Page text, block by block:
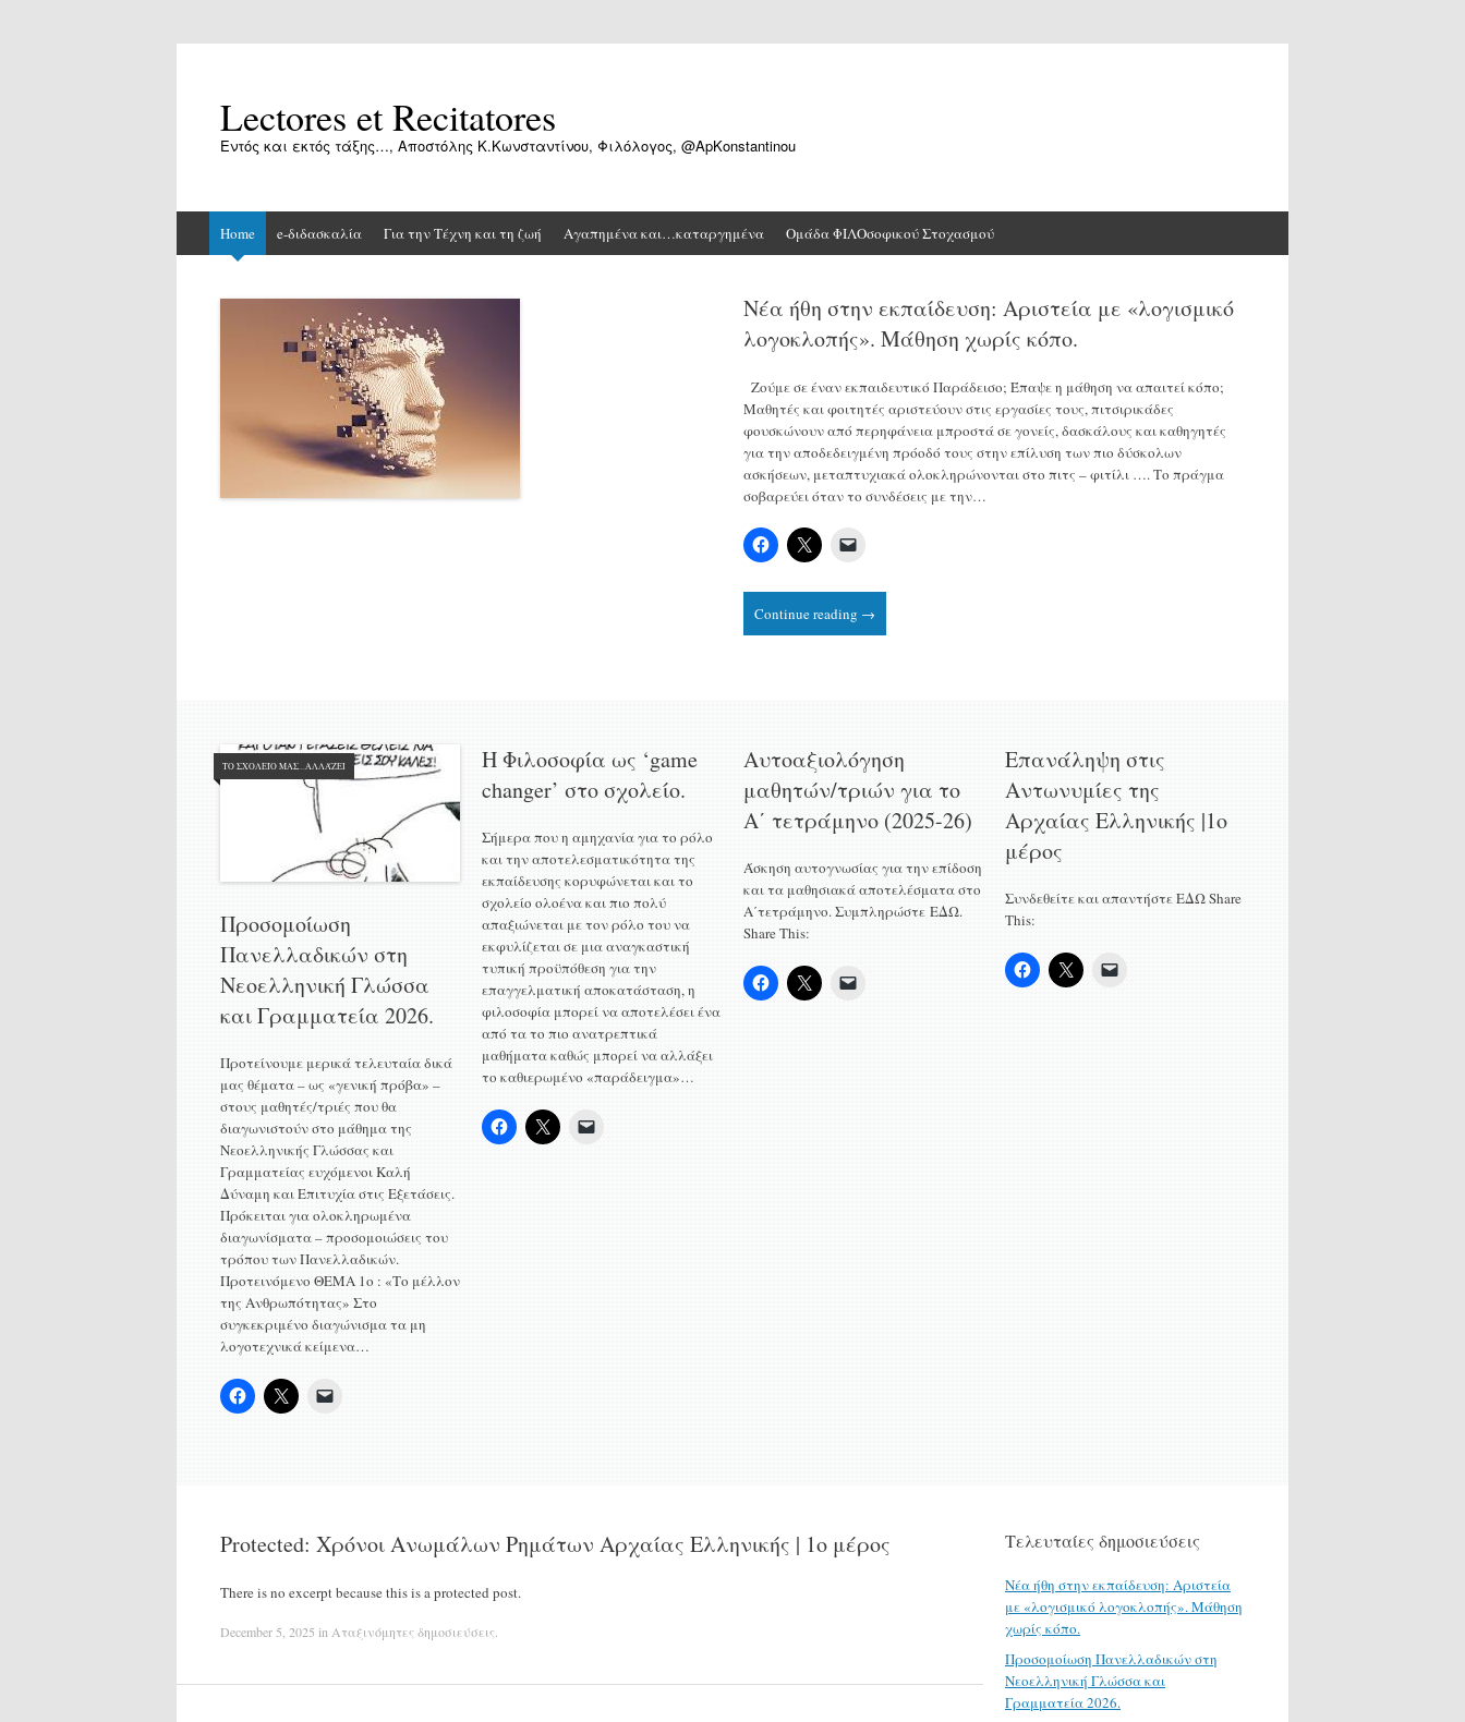
Lectores et Recitatores
Εντός και εκτός τάξης…, Αποστόλης Κ.Κωνσταντίνου, Φιλόλογος, @ApKonstantinou
to
Home e-διδασκαλία Για την Τέχνη και τη ζωή Αγαπημένα και…καταργημένα Ομάδα ΦΙΛΟσοφικού Στοχασμού
Νέα ήθη στην εκπαίδευση: Αριστεία με «λογισμικό
λογοκλοπής». Μάθηση χωρίς κόπο.
Ζούμε σε έναν εκπαιδευτικό Παράδεισο; Έπαψε η μάθηση να απαιτεί κόπο;
Μαθητές και φοιτητές αριστεύουν στις εργασίες τους, πιτσιρικάδες
φουσκώνουν από περηφάνεια μπροστά σε γονείς, δασκάλους και καθηγητές
για την αποδεδειγμένη πρόοδό τους στην επίλυση των πιο δύσκολων
ασκήσεων, μεταπτυχιακά ολοκληρώνονται στο πιτς – φιτίλι …. Το πράγμα
σοβαρεύει όταν το συνδέσεις με την…
Continue reading →
ΤΟ ΣΧΟΛΕΊΟ ΜΑΣ...ΑΛΛΆΖΕΙ
Προσομοίωση
Πανελλαδικών στη
Νεοελληνική Γλώσσα
και Γραμματεία 2026.
Προτείνουμε μερικά τελευταία δικά
μας θέματα – ως «γενική πρόβα» –
στους μαθητές/τριές που θα
διαγωνιστούν στο μάθημα της
Νεοελληνικής Γλώσσας και
Γραμματείας ευχόμενοι Καλή
Δύναμη και Επιτυχία στις Εξετάσεις.
Πρόκειται για ολοκληρωμένα
διαγωνίσματα – προσομοιώσεις του
τρόπου των Πανελλαδικών.
Προτεινόμενο ΘΕΜΑ 1o : «Το μέλλον
της Ανθρωπότητας» Στο
συγκεκριμένο διαγώνισμα τα μη
λογοτεχνικά κείμενα…
H Φιλοσοφία ως ‘game
changer’ στο σχολείο.
Σήμερα που η αμηχανία για το ρόλο
και την αποτελεσματικότητα της
εκπαίδευσης κορυφώνεται και το
σχολείο ολοένα και πιο πολύ
απαξιώνεται με τον ρόλο του να
εκφυλίζεται σε μια αναγκαστική
τυπική προϋπόθεση για την
επαγγελματική αποκατάσταση, η
φιλοσοφία μπορεί να αποτελέσει ένα
από τα το πιο ανατρεπτικά
μαθήματα καθώς μπορεί να αλλάξει
το καθιερωμένο «παράδειγμα»…
Αυτοαξιολόγηση
μαθητών/τριών για το
Α΄ τετράμηνο (2025-26)
Άσκηση αυτογνωσίας για την επίδοση
και τα μαθησιακά αποτελέσματα στο
Α΄τετράμηνο. Συμπληρώστε ΕΔΩ.
Share This:
Επανάληψη στις
Αντωνυμίες της
Αρχαίας Ελληνικής |1ο
μέρος
Συνδεθείτε και απαντήστε ΕΔΩ Share
This:
Protected: Χρόνοι Ανωμάλων Ρημάτων Αρχαίας Ελληνικής | 1ο μέρος
There is no excerpt because this is a protected post.
December 5, 2025 in Αταξινόμητες δημοσιεύσεις
Τελευταίες δημοσιεύσεις
Νέα ήθη στην εκπαίδευση: Αριστεία
με «λογισμικό λογοκλοπής». Μάθηση
χωρίς κόπο.
Προσομοίωση Πανελλαδικών στη
Νεοελληνική Γλώσσα και
Γραμματεία 2026.